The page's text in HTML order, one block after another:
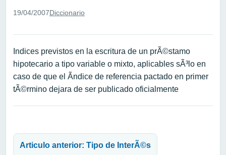
19/04/2007Diccionario
Indices previstos en la escritura de un prÃ©stamo
hipotecario a tipo variable o mixto, aplicables sÃ³lo en
caso de que el Ã­ndice de referencia pactado en primer
tÃ©rmino dejara de ser publicado oficialmente
Articulo anterior: Tipo de InterÃ©s